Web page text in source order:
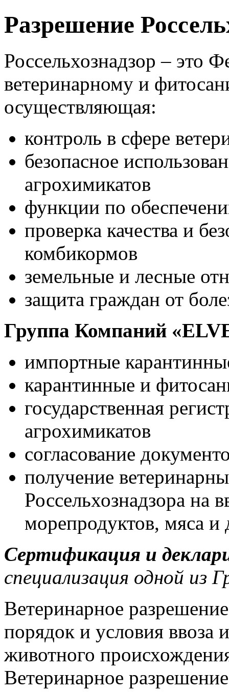
Разрешение
Россельхознадзор – это
ветеринарному и
осуществляющая:
контроль в сфере
безопасное
агрохимикатов
функции по
проверка качества и
комбикормов
земельные и лесные
защита граждан от
Группа Компаний
импортные
карантинные и
государственная
агрохимикатов
согласование
получение
Россельхознадзора на
морепродуктов, мяса и
Сертификация и
специализация одной из
Ветеринарное
порядок и условия
животного
Ветеринарное